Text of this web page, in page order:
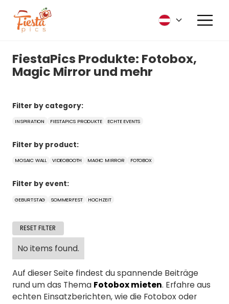
FiestaPics Produkte: Fotobox,
Magic Mirror und mehr
Filter by category:
INSPIRATION FIESTAPICS PRODUKTE ECHTE EVENTS
Filter by product:
MOSAIC WALL VIDEOBOOTH MAGIC MIRROR FOTOBOX
Filter by event:
GEBURTSTAG SOMMERFEST HOCHZEIT
RESET FILTER
No items found.
Auf dieser Seite findest du spannende Beiträge
rund um das Thema Fotobox mieten. Erfahre aus
echten Einsatzberichten, wie die Fotobox oder